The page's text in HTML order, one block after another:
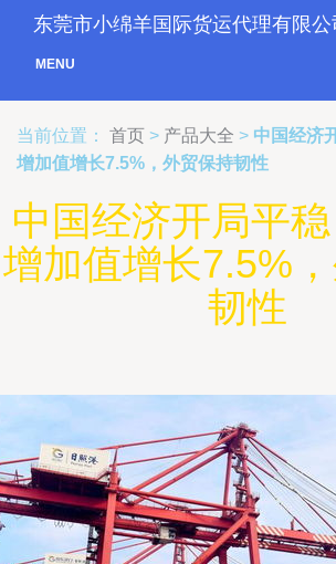
东莞市小绵羊国际货运代理有限公
MENU
当前位置： 首页 > 产品大全 > 中国经济
增加值增长7.5%，外贸保持韧性
中国经济开局平
增加值增长7.5%
韧性